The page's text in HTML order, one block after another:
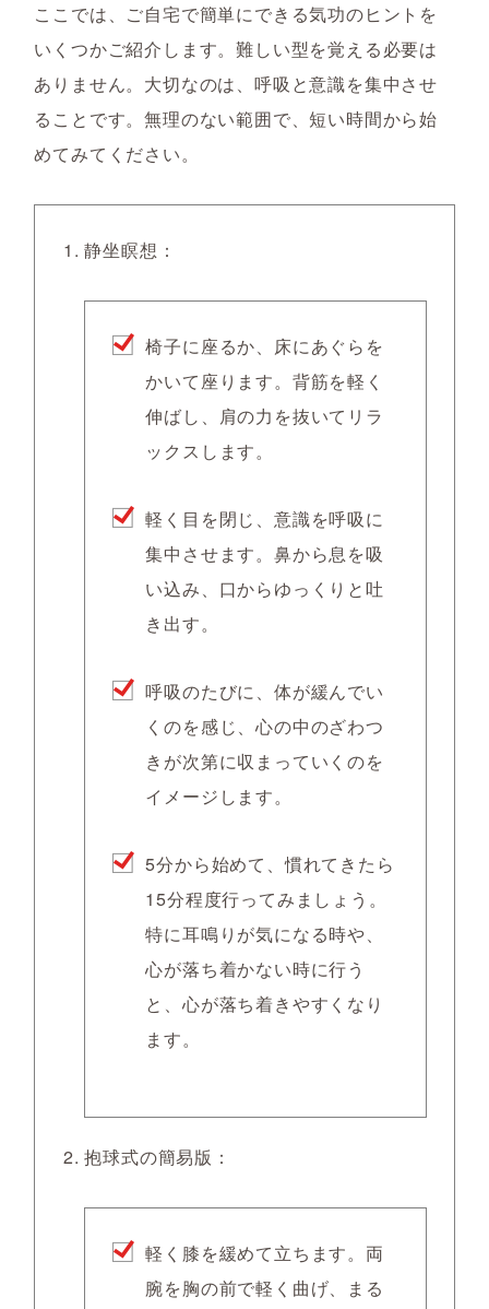
ここでは、ご自宅で簡単にできる気功のヒントを
いくつかご紹介します。難しい型を覚える必要は
ありません。大切なのは、呼吸と意識を集中させ
ることです。無理のない範囲で、短い時間から始
めてみてください。
静坐瞑想 ：
椅子に座るか、床にあぐらを
かいて座ります。背筋を軽く
伸ばし、肩の力を抜いてリラ
ックスします。
軽く目を閉じ、意識を呼吸に
集中させます。鼻から息を吸
い込み、口からゆっくりと吐
き出す。
呼吸のたびに、体が緩んでい
くのを感じ、心の中のざわつ
きが次第に収まっていくのを
イメージします。
5分から始めて、慣れてきたら
15分程度行ってみましょう。
特に耳鳴りが気になる時や、
心が落ち着かない時に行う
と、心が落ち着きやすくなり
ます。
抱球式の簡易版 ：
軽く膝を緩めて立ちます。両
腕を胸の前で軽く曲げ、まる